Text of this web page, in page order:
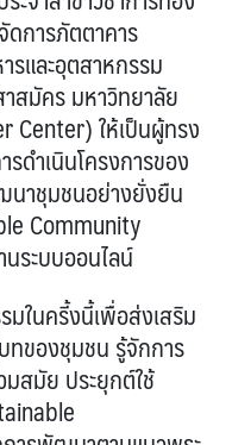
ดการภัตตาคาร
รและอุตสาหกรรม
สมัคร มหาวิทยาลัย
Center) ให้เป็นผู้ทรง
ดำเนินโครงการของ
าชุมชนอย่างยั่งยืน
Community
ระบบออนไลน์
ในครี้งนี้เพื่อส่งเสริม
ทของชุมชน รู้จักการ
สมัย ประยุกต์ใช้